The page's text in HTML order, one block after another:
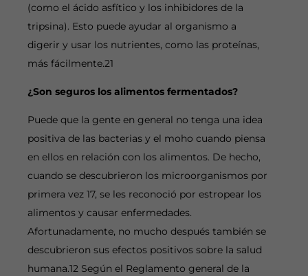
(como el ácido asfítico y los inhibidores de la
tripsina). Esto puede ayudar al organismo a
digerir y usar los nutrientes, como las proteínas,
más fácilmente.21
¿Son seguros los alimentos fermentados?
Puede que la gente en general no tenga una idea
positiva de las bacterias y el moho cuando piensa
en ellos en relación con los alimentos. De hecho,
cuando se descubrieron los microorganismos por
primera vez 17, se les reconoció por estropear los
alimentos y causar enfermedades.
Afortunadamente, no mucho después también se
descubrieron sus efectos positivos sobre la salud
humana.12 Según el Reglamento general de la